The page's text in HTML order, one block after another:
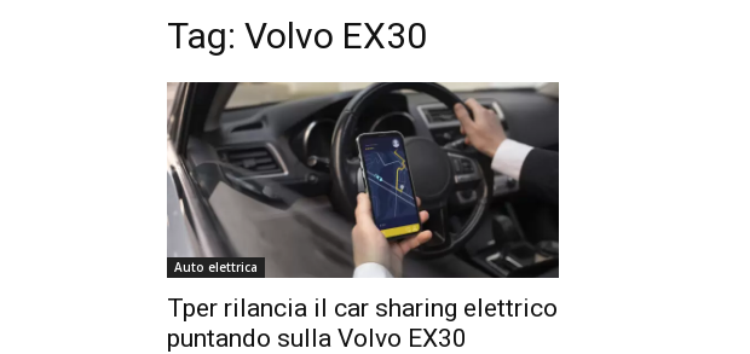
Tag: Volvo EX30
Auto elettrica
Tper rilancia il car sharing elettrico
puntando sulla Volvo EX30